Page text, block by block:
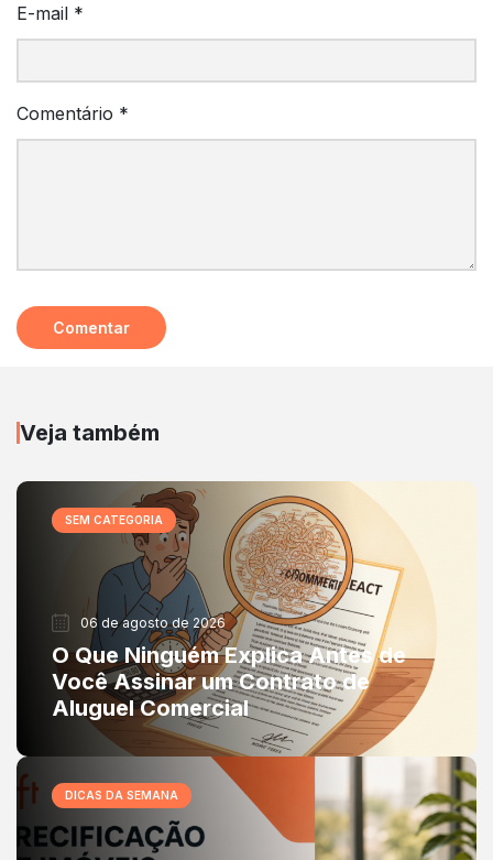
Comentário *
E-mail *
Veja também
SEM CATEGORIA
06 de agosto de 2026
O Que Ninguém Explica Antes de
Você Assinar um Contrato de
Aluguel Comercial
DICAS DA SEMANA